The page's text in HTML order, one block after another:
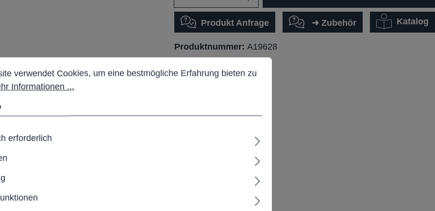
Produkt Anfrage ➜ Zubehör Katalog
Produktnummer:A19628
Funktion, ideal
verwendet Cookies, um eine bestmögliche Erfahrung bieten zu können.
verwendet Cookies, um eine bestmögliche Erfahrung bieten zu
Informationen ...
erforderlich